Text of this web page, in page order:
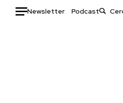
Newsletter Podcast